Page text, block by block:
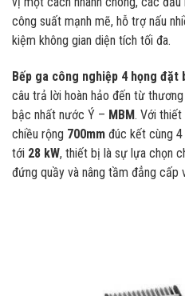
công suất mạnh mẽ, hỗ trợ nấu
kiệm không gian diện tích tối đa.
Bếp ga công nghiệp 4 họng đặt
câu trả lời hoàn hảo đến từ
bậc nhất nước Ý – MBM. Với thiết
chiều rộng 700mm đúc kết cùng
tới 28 kW, thiết bị là sự lựa chọn
đứng quầy và nâng tầm đẳng cấp